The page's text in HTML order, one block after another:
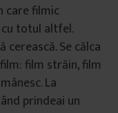
care filmic
totul altfel.
Se călca
film străin, film
La
prindeai un